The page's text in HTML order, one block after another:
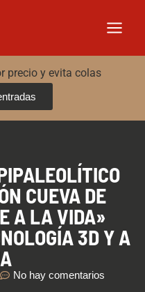
precio y evita colas
CUEVA DE
A LA VIDA»
3D Y A
No hay comentarios